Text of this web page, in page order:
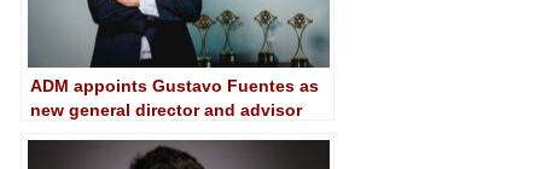
ADM appoints Gustavo Fuentes as
new general director and advisor